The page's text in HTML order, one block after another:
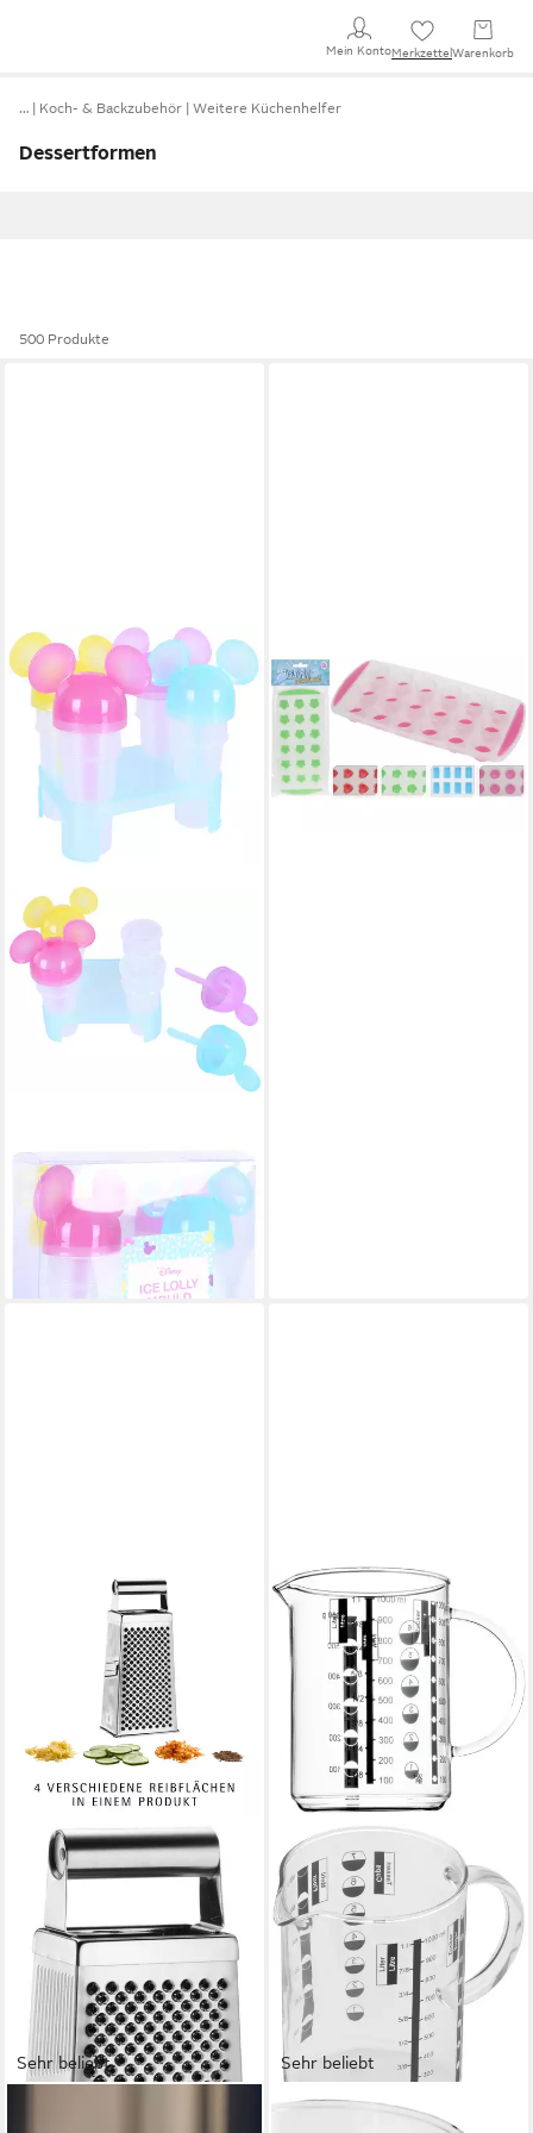
Mein KontoMerkzettel Warenkorb
… Koch- & Backzubehör Weitere Küchenhelfer
Dessertformen
500 Produkte
DISNEY
Kaltspeisenform 4x bunte
Eisbehälter Mickey DISNEY
16,99 €
lieferbar - in 4-5 Werktagen bei dir
Kaltspeisenform 24 Stück
Eiswürfelformen ca.24,5x11,7
Eisfach Gefrierschrank
54,99 €
(2,29 €/ 1 Stk)
lieferbar - in 4-5 Werktagen bei dir
Sehr beliebt Sehr beliebt